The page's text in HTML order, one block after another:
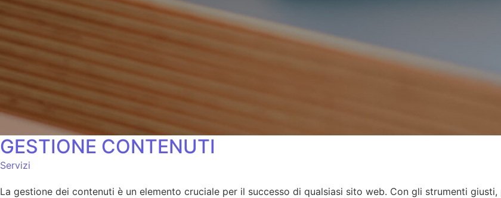
GESTIONE CONTENUTI
Servizi
La gestione dei contenuti è un elemento cruciale per il successo di qualsiasi sito web. Con gli strumenti